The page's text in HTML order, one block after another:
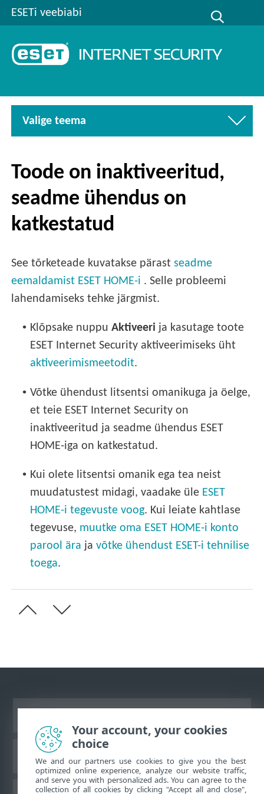
ESETi veebiabi
Valige teema
Toode on inaktiveeritud,
seadme ühendus on
katkestatud
See tõrketeade kuvatakse pärastseadme
eemaldamist ESET HOME-i . Selle probleemi
lahendamiseks tehke järgmist.
• Klõpsake nuppuAktiveeri ja kasutage toote
ESET Internet Security aktiveerimiseks üht
aktiveerimismeetodit.
• Võtke ühendust litsentsi omanikuga ja öelge,
et teie ESET Internet Security on
inaktiveeritud ja seadme ühendus ESET
HOME-iga on katkestatud.
• Kui olete litsentsi omanik ega tea neist
muudatustest midagi, vaadake üle ESET
HOME-i tegevuste voog. Kui leiate kahtlase
tegevuse, muutke oma ESET HOME-i konto
parool ära javõtke ühendust ESET-i tehnilise
toega.
ESET teadmistebaas
Your account, your cookies
choice
We and our partners use cookies to give you the best
optimized online experience, analyze our website traffic,
and serve you with personalized ads. You can agree to the
collection of all cookies by clicking "Accept all and close",